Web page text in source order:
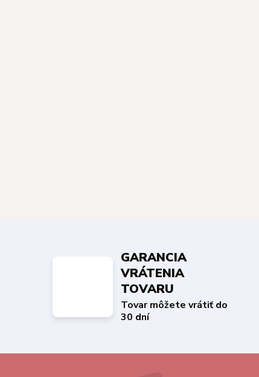
GARANCIA
VRÁTENIA
TOVARU
Tovar môžete vrátiť do
30 dní